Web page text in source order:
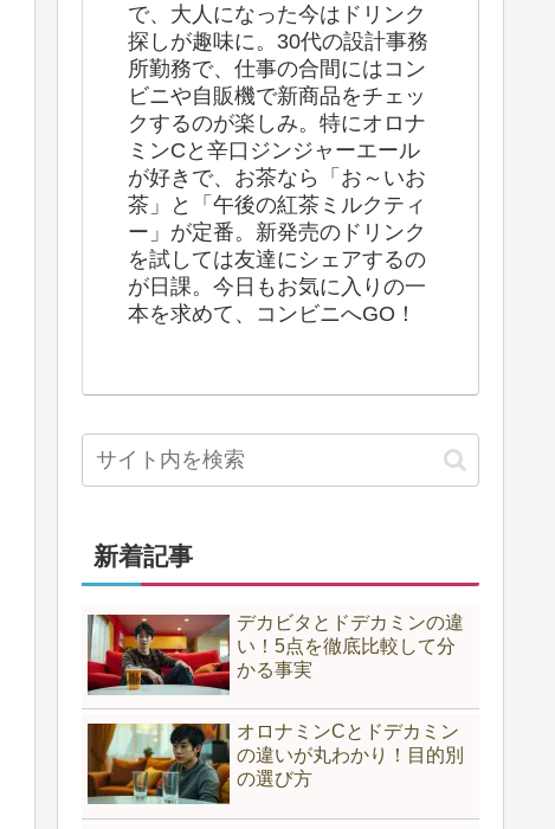
で、大人になった今はドリンク
探しが趣味に。30代の設計事務
所勤務で、仕事の合間にはコン
ビニや自販機で新商品をチェッ
クするのが楽しみ。特にオロナ
ミンCと辛口ジンジャーエール
が好きで、お茶なら「お～いお
茶」と「午後の紅茶ミルクティ
ー」が定番。新発売のドリンク
を試しては友達にシェアするの
が日課。今日もお気に入りの一
本を求めて、コンビニへGO！
新着記事
デカビタとドデカミンの違
い！5点を徹底比較して分
かる事実
オロナミンCとドデカミン
の違いが丸わかり！目的別
の選び方